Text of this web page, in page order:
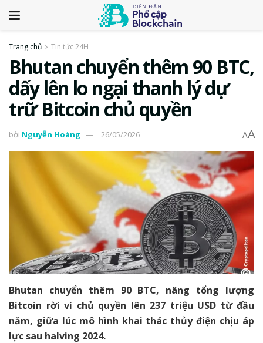
Trang chủ Tin tức 24H
Bhutan chuyển thêm 90 BTC,
dấy lên lo ngại thanh lý dự
trữ Bitcoin chủ quyền
bởi Nguyễn Hoàng 26/05/2026 AA
Bhutan chuyển thêm 90 BTC, nâng tổng lượng
Bitcoin rời ví chủ quyền lên 237 triệu USD từ đầu
năm, giữa lúc mô hình khai thác thủy điện chịu áp
lực sau halving 2024.